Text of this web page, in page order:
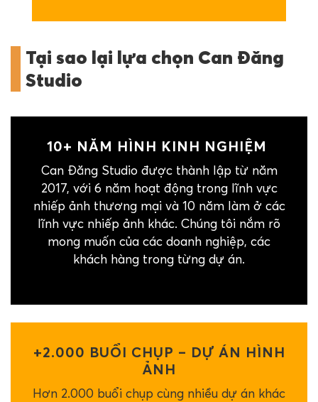
Tại sao lại lựa chọn Can Đăng
Studio
10+ NĂM HÌNH KINH NGHIỆM
Can Đăng Studio được thành lập từ năm
2017, với 6 năm hoạt động trong lĩnh vực
nhiếp ảnh thương mại và 10 năm làm ở các
lĩnh vực nhiếp ảnh khác. Chúng tôi nắm rõ
mong muốn của các doanh nghiệp, các
khách hàng trong từng dự án.
+2.000 BUỔI CHỤP – DỰ ÁN HÌNH
ẢNH
Hơn 2.000 buổi chụp cùng nhiều dự án khác